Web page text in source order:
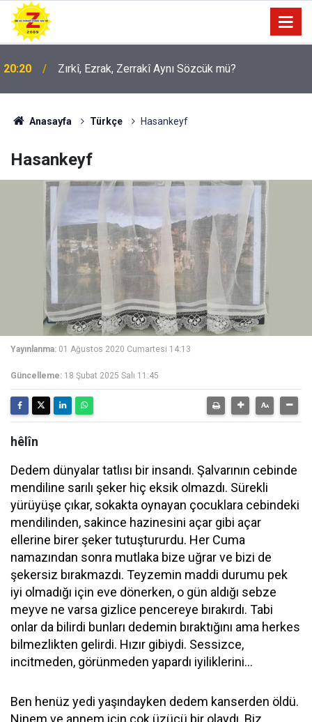
20:20 Zırkî, Ezrak, Zerrakî Aynı Sözcük mü?
Anasayfa Türkçe Hasankeyf
Hasankeyf
Yayınlanma: 01 Ağustos 2020 Cumartesi 14:13
Güncelleme: 18 Şubat 2025 Salı 11:45
hêlîn
Dedem dünyalar tatlısı bir insandı. Şalvarının cebinde
mendiline sarılı şeker hiç eksik olmazdı. Sürekli
yürüyüşe çıkar, sokakta oynayan çocuklara cebindeki
mendilinden, sakince hazinesini açar gibi açar
ellerine birer şeker tutuştururdu. Her Cuma
namazından sonra mutlaka bize uğrar ve bizi de
şekersiz bırakmazdı. Teyzemin maddi durumu pek
iyi olmadığı için eve dönerken, o gün aldığı sebze
meyve ne varsa gizlice pencereye bırakırdı. Tabi
onlar da bilirdi bunları dedemin bıraktığını ama herkes
bilmezlikten gelirdi. Hızır gibiydi. Sessizce,
incitmeden, görünmeden yapardı iyiliklerini…
Ben henüz yedi yaşındayken dedem kanserden öldü.
Ninem ve annem için çok üzücü bir olaydı. Biz